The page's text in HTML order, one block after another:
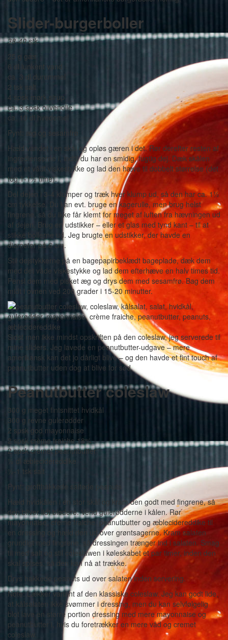
Slider-burgerboller
38-40 stk.
25 g gær
6 dl lunkent vand
ca. 3 dl durummel
2 tsk salt
4 spsk mørk sirup
ca. 3 spsk olivenolie
ca. 10 dl hvedemel
Pynt: æg og sesamfrø
Hæld vandet i en skål og opløs gæren i det. Rør derefter resten af
ingredienserne i, indtil du har en smidig, fugtig dej. Dæk skålen
med et vådt viskestykke og lad den hæve til dobbelt størrelse (det
tog 1-1½ time).
Del dejen i 3-4 klumper og træk hver klump ud, så den har ca. 1½
cm tykkelse. Du kan evt. bruge en kagerulle, men brug helst
fingrene, så du ikke får klemt for meget af luften fra hævningen ud
af dejen. Brug en udstikker – eller et glas med tynd kant – til at
stikke bollerne ud. Jeg brugte en udstikker, der havde en
diameter på 6 cm.
Stil dejstykkerne på en bagepapirbeklædt bageplade, dæk dem
med det våde viskestykke og lad dem efterhæve en halv times tid.
Pensl dem med pisket æg og drys dem med sesamfrø. Bag dem
midt i ovnen ved 200 grader i 15-20 minutter.
Sidst men ikke mindst opskriften på den coleslaw, jeg serverede til
mine sliders. Jeg lavede en peanutbutter-udgave – mere
amerikansk kan det jo dårligt blive – og den havde et fint touch af
peanutbutter uden dog at blive for sød.
Peanutbutter coleslaw
300 g meget fintsnittet hvidkål
300 g revne gulerødder
2 spsk god mayonnaise
2 spsk crème fraiche 18%
2 spsk cremet peanutbutter
½ dl æblecidereddike
½-1 tsk salt
Pynt: grofthakkede saltede peanuts
Hæld hvidkålen i en stor skål og kram den godt med fingrene, så
den bliver lidt blødere. Vend gulerødderne i kålen. Rør
mayonnaise, creme fraiche, peanutbutter og æblecidereddike til
en dressing og hæld den ud over grøntsagerne. Kram salaten
grundigt med fingrene, så dressingen trænger ind i salaten. Smag
til med salt og stil coleslawen i køleskabet et par timer, inden den
skal spises, så den kan nå at trække.
Drys hakkede peanuts ud over salaten inden servering.
Note: Lækker variant af den klassiske coleslaw. Jeg kan godt lide,
at kålsalaten ikke svømmer i dressing, men du kan selvfølgelig
blot lave en større portion dressing med mere mayonnaise og
peanutbutter i, hvis du foretrækker en mere våd og cremet
coleslaw.